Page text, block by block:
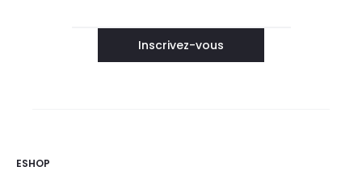
ESHOP